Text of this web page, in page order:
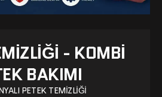
- KOMBI
BAKIMI
PETEK TEMIZLIĞI